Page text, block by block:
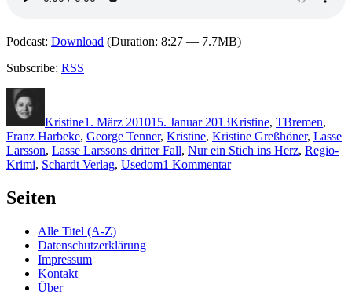
Podcast: Download (Duration: 8:27 — 7.7MB)
Subscribe: RSS
Kristine1. März 201015. Januar 2013Kristine, TBremen,
Franz Harbeke, George Tenner, Kristine, Kristine Greßhöner, Lasse
Larsson, Lasse Larssons dritter Fall, Nur ein Stich ins Herz, Regio-
Krimi, Schardt Verlag, Usedom1 Kommentarzu
Seiten
Alle Titel (A-Z)
Datenschutzerklärung
Impressum
Kontakt
Über